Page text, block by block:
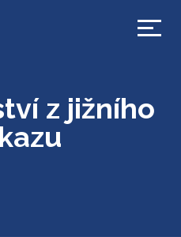
z jižního